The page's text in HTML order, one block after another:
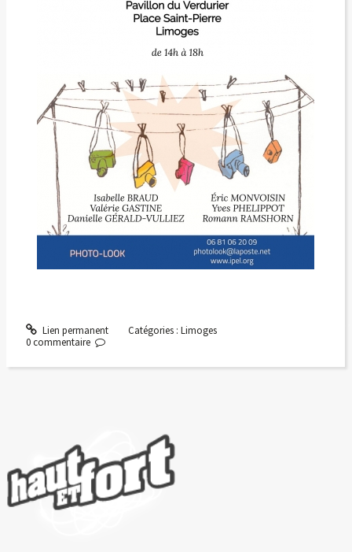
Lien permanent Catégories : Limoges
0 commentaire